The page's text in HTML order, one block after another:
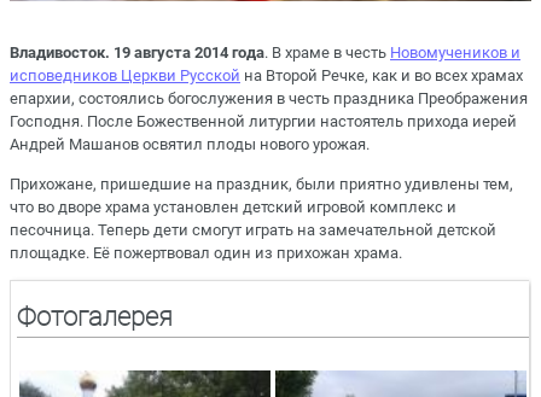
Владивосток. 19 августа 2014 года. В храме в честь Новомучеников и
исповедников Церкви Русской на Второй Речке, как и во всех храмах
епархии, состоялись богослужения в честь праздника Преображения
Господня. После Божественной литургии настоятель прихода иерей
Андрей Машанов освятил плоды нового урожая.
Прихожане, пришедшие на праздник, были приятно удивлены тем,
что во дворе храма установлен детский игровой комплекс и
песочница. Теперь дети смогут играть на замечательной детской
площадке. Её пожертвовал один из прихожан храма.
Фотогалерея